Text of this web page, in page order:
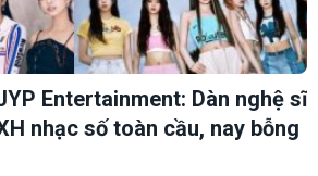
Entertainment: Dàn nghệ sĩ
nhạc số toàn cầu, nay bỗng